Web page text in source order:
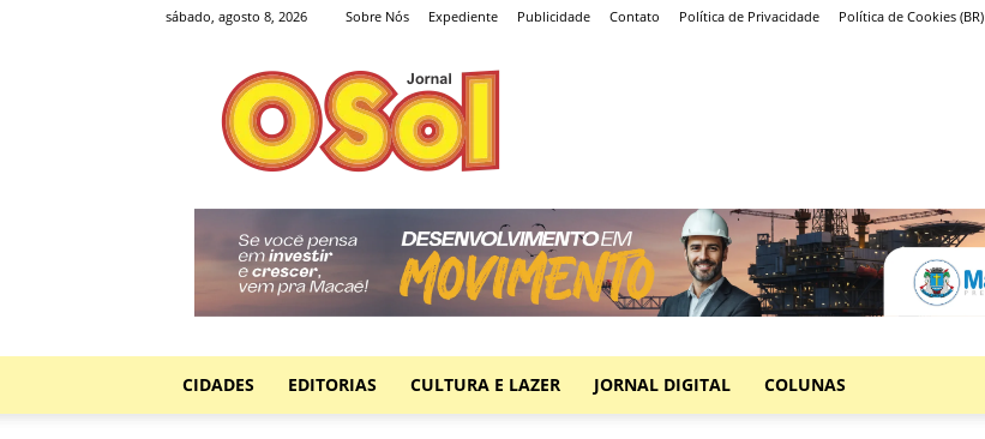
sábado, agosto 8, 2026 Sobre Nós Expediente Publicidade Contato Política de Privacidade Política de Cookies (BR)
Jornal
O
Sol
CIDADES EDITORIAS CULTURA E LAZER JORNAL DIGITAL COLUNAS